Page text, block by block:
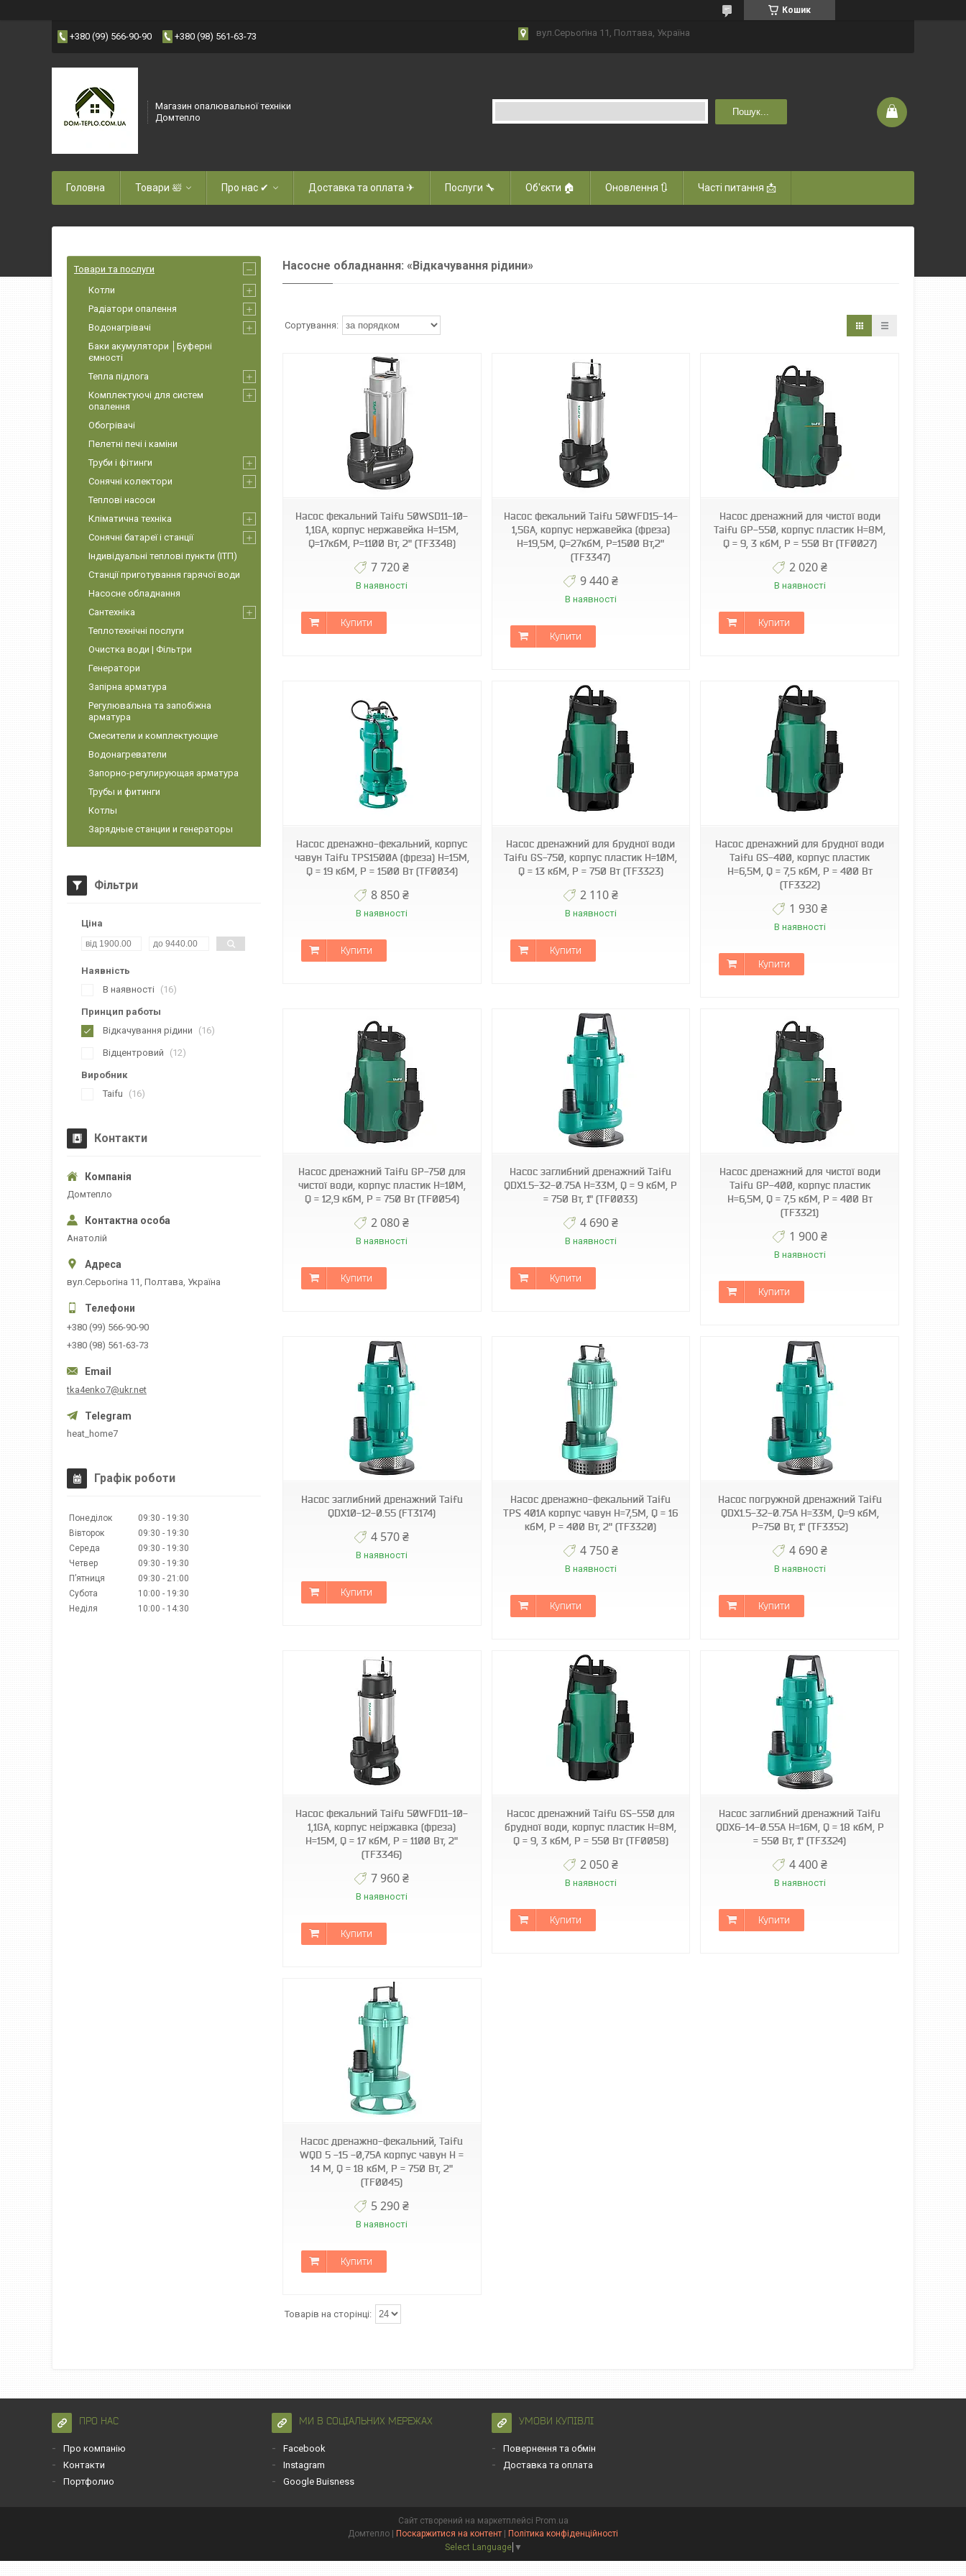
Кошик
+380 (99) 566-90-90 +380 (98) 561-63-73 вул.Серьогіна 11, Полтава, Україна
Магазин опалювальної техніки
Домтепло
Пошук...
Головна Товари 🛀 Про нас ✔ Доставка та оплата ✈ Послуги 🔧 Об'єкти 🏠 Оновлення 🔃 Часті питання 📩
Насосне обладнання: «Відкачування рідини»
TF3348
Насос фекальний Taifu 50WSD11-10-
1,1GA, корпус нержавейка Н=15М,
Q=17кбМ, P=1100 Вт, 2" (TF3348)
7 720 ₴
В наявності
Купити
TF3347
Насос фекальний Taifu 50WFD15-14-
1,5GA, корпус нержавейка (фреза)
Н=19,5М, Q=27кбМ, P=1500 Вт,2"
(TF3347)
9 440 ₴
В наявності
Купити
Насос дренажний для чистої води
Taifu GP-550, корпус пластик Н=8М,
Q = 9, 3 кбМ, P = 550 Вт (TF0027)
2 020 ₴
В наявності
Купити
TF0034
Насос дренажно-фекальний, корпус
чавун Taifu TPS1500A (фреза) Н=15М,
Q = 19 кбМ, P = 1500 Вт (TF0034)
8 850 ₴
В наявності
Купити
Насос дренажний для брудної води
Taifu GS-750, корпус пластик Н=10М,
Q = 13 кбМ, P = 750 Вт (TF3323)
2 110 ₴
В наявності
Купити
Насос дренажний для брудної води
Taifu GS-400, корпус пластик
Н=6,5М, Q = 7,5 кбМ, P = 400 Вт
(TF3322)
1 930 ₴
В наявності
Купити
Насос дренажний Taifu GP-750 для
чистої води, корпус пластик Н=10М,
Q = 12,9 кбМ, P = 750 Вт (TF0054)
2 080 ₴
В наявності
Купити
TF0033
Насос заглибний дренажний Taifu
QDX1.5-32-0.75A Н=33М, Q = 9 кбМ, P
= 750 Вт, 1" (TF0033)
4 690 ₴
В наявності
Купити
TF3321
Насос дренажний для чистої води
Taifu GP-400, корпус пластик
Н=6,5М, Q = 7,5 кбМ, P = 400 Вт
(TF3321)
1 900 ₴
В наявності
Купити
Насос заглибний дренажний Taifu
QDX10-12-0.55 (FT3174)
4 570 ₴
В наявності
Купити
TF3320
Насос дренажно-фекальний Taifu
TPS 401A корпус чавун Н=7,5М, Q = 16
кбМ, P = 400 Вт, 2" (TF3320)
4 750 ₴
В наявності
Купити
Насос погружной дренажний Taifu
QDX1.5-32-0.75A Н=33М, Q=9 кбМ,
P=750 Вт, 1" (TF3352)
4 690 ₴
В наявності
Купити
Насос фекальний Taifu 50WFD11-10-
1,1GA, корпус неіржавка (фреза)
Н=15М, Q = 17 кбМ, P = 1100 Вт, 2"
(TF3346)
7 960 ₴
В наявності
Купити
Насос дренажний Taifu GS-550 для
брудної води, корпус пластик Н=8М,
Q = 9, 3 кбМ, P = 550 Вт (TF0058)
2 050 ₴
В наявності
Купити
Насос заглибний дренажний Taifu
QDX6-14-0.55A Н=16М, Q = 18 кбМ, P
= 550 Вт, 1" (TF3324)
4 400 ₴
В наявності
Купити
Насос дренажно-фекальний, Taifu
WQD 5 -15 -0,75A корпус чавун H =
14 М, Q = 18 кбМ, P = 750 Вт, 2"
(TF0045)
5 290 ₴
В наявності
Купити
Товари та послуги
Котли
Радіатори опалення
Водонагрівачі
Баки акумулятори │Буферні
ємності
Тепла підлога
Комплектуючі для систем
опалення
Обогрівачі
Пелетні печі і каміни
Труби і фітинги
Сонячні колектори
Теплові насоси
Кліматична техніка
Сонячні батареї і станції
Індивідуальні теплові пункти (ІТП)
Станції приготування гарячої води
Насосне обладнання
Сантехніка
Теплотехнічні послуги
Очистка води | Фільтри
Генератори
Запірна арматура
Регулювальна та запобіжна
арматура
Смесители и комплектующие
Водонагреватели
Запорно-регулирующая арматура
Трубы и фитинги
Котлы
Зарядные станции и генераторы
Фільтри
Ціна
Наявність
В наявності
16
Принцип работы
Відкачування рідини
16
Відцентровий 12
Виробник
Taifu
16
Контакти
Домтепло
Анатолій
вул.Серьогіна 11, Полтава, Україна
+380 (99) 566-90-90
+380 (98) 561-63-73
tka4enko7@ukr.net
heat_home7
Графік роботи
Понеділок 09:30
19:30
Вівторок
09:30
19:30
Середа
09:30
19:30
Четвер
09:30
19:30
Пʼятниця
09:30
21:00
Субота
10:00
19:30
Неділя
10:00 14:30
ПРО НАС
Про компанію
Контакти
Портфолио
МИ В СОЦІАЛЬНИХ МЕРЕЖАХ
Facebook
Instagram
Google Buisness
УМОВИ КУПІВЛІ
Повернення та обмін
Доставка та оплата
Сайт створений на маркетплейсі Prom.ua
Поскаржитися на контент
Політика конфіденційності
Select Language ▼